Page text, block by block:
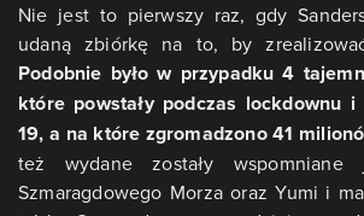
Nie jest to pierwszy raz, gdy
udaną zbiórkę na to, by
Podobnie było w przypadku 4
które powstały podczas lockdownu i
19, a na które zgromadzono 41
też wydane zostały
Szmaragdowego Morza oraz Yumi i